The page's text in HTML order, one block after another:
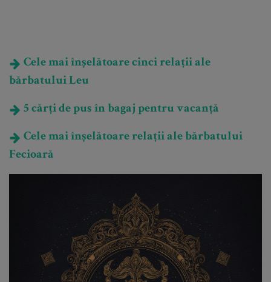
Cele mai înșelătoare cinci relații ale
bărbatului Leu
5 cărți de pus în bagaj pentru vacanță
Cele mai înșelătoare relații ale bărbatului
Fecioară